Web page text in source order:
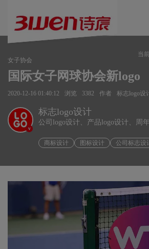
当
女子协会
国际女子网球协会新logo
2020-12-16 01:40:12 浏览 3382 作者 标志logo设
v
标志logo设计
公司logo设计、产品logo设计、周
商标设计 图标设计 公司标志设